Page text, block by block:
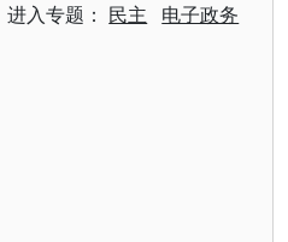
进入专题： 民主 电子政务